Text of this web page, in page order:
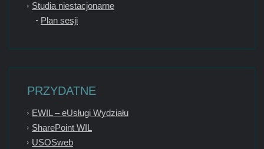
Studia niestacjonarne
Plan sesji
PRZYDATNE
EWIL – eUsługi Wydziału
SharePoint WIL
USOSweb